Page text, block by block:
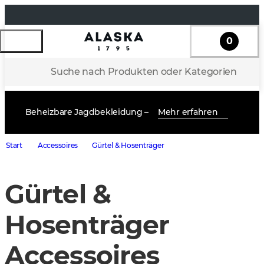
Suche nach Produkten oder Kategorien
0
Beheizbare Jagdbekleidung – Mehr erfahren
Start Accessoires Gürtel & Hosenträger
Gürtel &
Hosenträger
Accessoires